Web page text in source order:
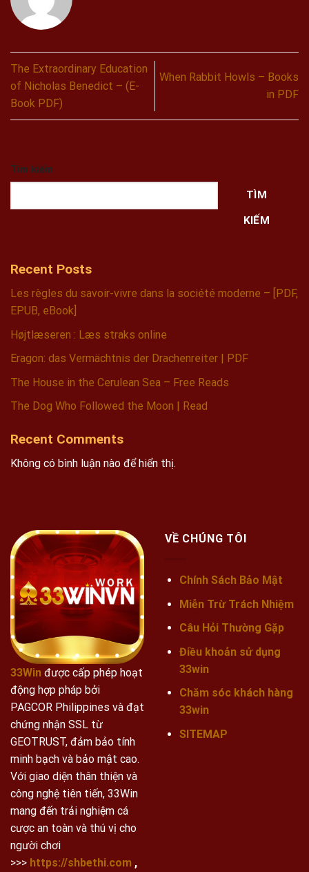
The Extraordinary Education
of Nicholas Benedict – (E-
Book PDF)
When Rabbit Howls – Books
in PDF
Tìm kiếm
TÌM
KIẾM
Recent Posts
Les règles du savoir-vivre dans la société moderne – [PDF,
EPUB, eBook]
Højtlæseren : Læs straks online
Eragon: das Vermächtnis der Drachenreiter | PDF
The House in the Cerulean Sea – Free Reads
The Dog Who Followed the Moon | Read
Recent Comments
Không có bình luận nào để hiển thị.
33Win được cấp phép hoạt
động hợp pháp bởi
PAGCOR Philippines và đạt
chứng nhận SSL từ
GEOTRUST, đảm bảo tính
minh bạch và bảo mật cao.
Với giao diện thân thiện và
công nghệ tiên tiến, 33Win
mang đến trải nghiệm cá
cược an toàn và thú vị cho
người chơi
>>> https://shbethi.com ,
VỀ CHÚNG TÔI
Chính Sách Bảo Mật
Miễn Trừ Trách Nhiệm
Câu Hỏi Thường Gặp
Điều khoản sử dụng
33win
Chăm sóc khách hàng
33win
SITEMAP